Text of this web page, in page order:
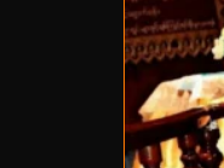
–
ကျွမ်
အတွေ့